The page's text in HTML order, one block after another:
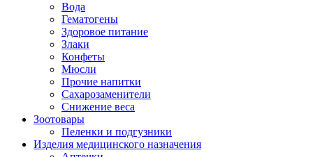
Вода
Гематогены
Здоровое питание
Злаки
Конфеты
Мюсли
Прочие напитки
Сахарозаменители
Снижение веса
Зоотовары
Пеленки и подгузники
Изделия медицинского назначения